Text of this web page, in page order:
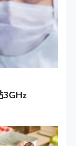
3GHz